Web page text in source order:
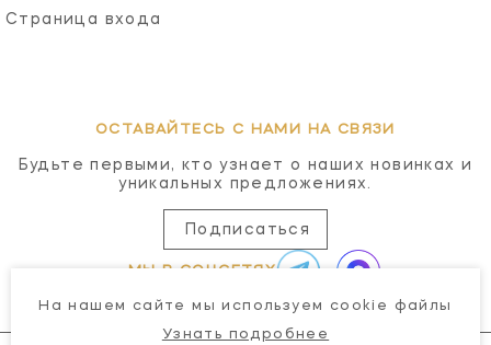
Страница входа
ОСТАВАЙТЕСЬ С НАМИ НА СВЯЗИ
Будьте первыми, кто узнает о наших новинках и
уникальных предложениях.
Подписаться
МЫ В СОЦСЕТЯХ
На нашем сайте мы используем cookie файлы
Узнать подробнее